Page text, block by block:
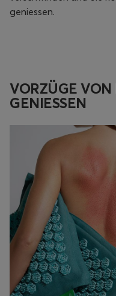
geniessen.
VORZÜGE
GENIESSEN